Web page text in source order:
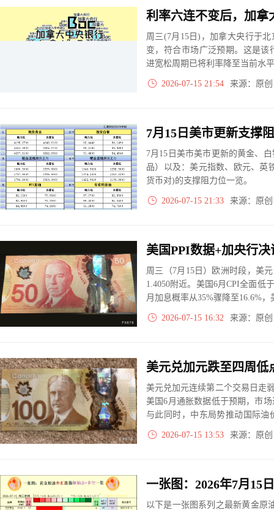
周三(7月15日)，加拿大央行于
变，符合市场广泛预期。这是
进宽松周期已将利率降至当前水
2026-07-15 21:54 来源：原
7月15日美市美市更新的黄金、
品）以及：美元指数、欧元、英
货币对)的支撑阻力位一览。
2026-07-15 21:33 来源：原
周三（7月15日）欧洲时段，美
1.4050附近。美国6月CPI全面低
月加息概率从35%骤降至16.6%，
2026-07-15 16:32 来源：原
美元兑加元跌至四周低
美元兑加元连续第二个交易日走
美国6月通胀数据低于预期，市
与此同时，中东局势推动国际油
投资者正等待加拿大央行利率决
断汇价下一阶段走势。
2026-07-15 13:53 来源：原
以下是一张图系列之最新黄金原